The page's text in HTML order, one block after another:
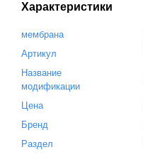
Характеристики
мембрана
Артикул
Название
модификации
Цена
Бренд
Раздел